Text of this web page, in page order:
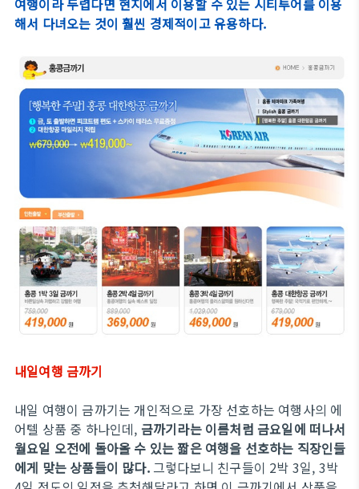
여행이라 두렵다면 현지에서 이용할 수 있는 시티투어를 이용
해서 다녀오는 것이 훨씬 경제적이고 유용하다.
내일여행 금까기
내일 여행이 금까기는 개인적으로 가장 선호하는 여행사의 에
어텔 상품 중 하나인데, 금까기라는 이름처럼 금요일에 떠나서
월요일 오전에 돌아올 수 있는 짧은 여행을 선호하는 직장인들
에게 맞는 상품들이 많다.그렇다보니 친구들이 2박 3일, 3박